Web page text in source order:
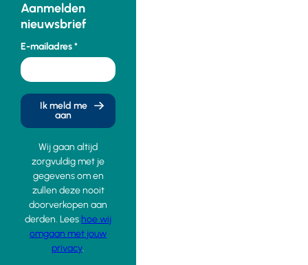
Aanmelden
nieuwsbrief
E-mailadres
Ik meld me
aan
Wij gaan altijd
zorgvuldig met je
gegevens om en
zullen deze nooit
doorverkopen aan
derden. Lees hoe wij
omgaan met jouw
privacy.